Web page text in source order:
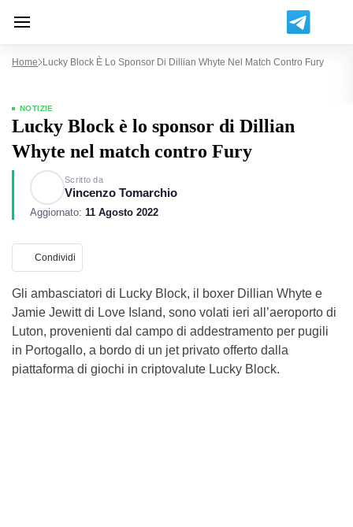
Home Lucky Block È Lo Sponsor Di Dillian Whyte Nel Match Contro Fury
NOTIZIE
Lucky Block è lo sponsor di Dillian
Whyte nel match contro Fury
Scritto da
Vincenzo Tomarchio
Aggiornato: 11 Agosto 2022
Condividi
Gli ambasciatori di Lucky Block, il boxer Dillian Whyte e
Jamie Jewitt di Love Island, sono volati ieri all’aeroporto di
Luton, provenienti dal campo di addestramento per pugili
in Portogallo, a bordo di un jet privato offerto dalla
piattaforma di giochi in criptovalute Lucky Block.